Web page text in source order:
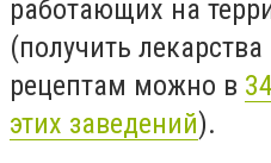
работающих на
(получить
рецептам можно в
этих заведений).